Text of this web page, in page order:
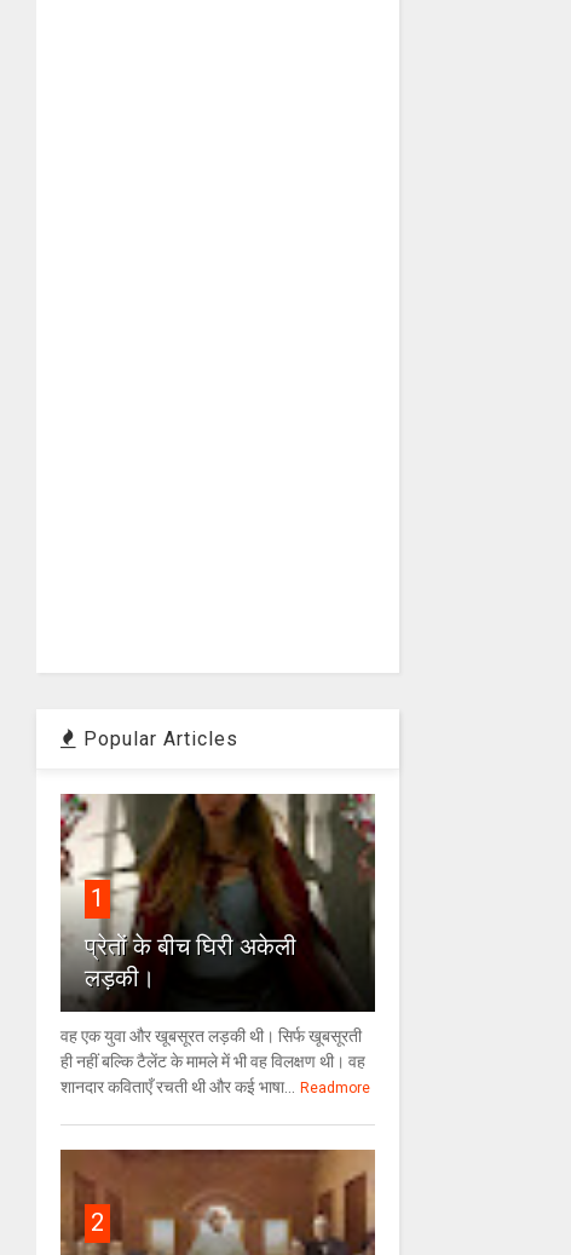
Popular Articles
1
प्रेतों के बीच घिरी अकेली
लड़की।
वह एक युवा और खूबसूरत लड़की थी। सिर्फ खूबसूरती
ही नहीं बल्कि टैलेंट के मामले में भी वह विलक्षण थी। वह
शानदार कविताएँ रचती थी और कई भाषा...
Readmore
2